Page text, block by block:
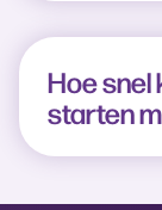
Hoe snel
starten